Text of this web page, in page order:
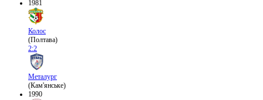
1981
Колос
(Полтава)
2:2
Металург
(Кам'янське)
1990